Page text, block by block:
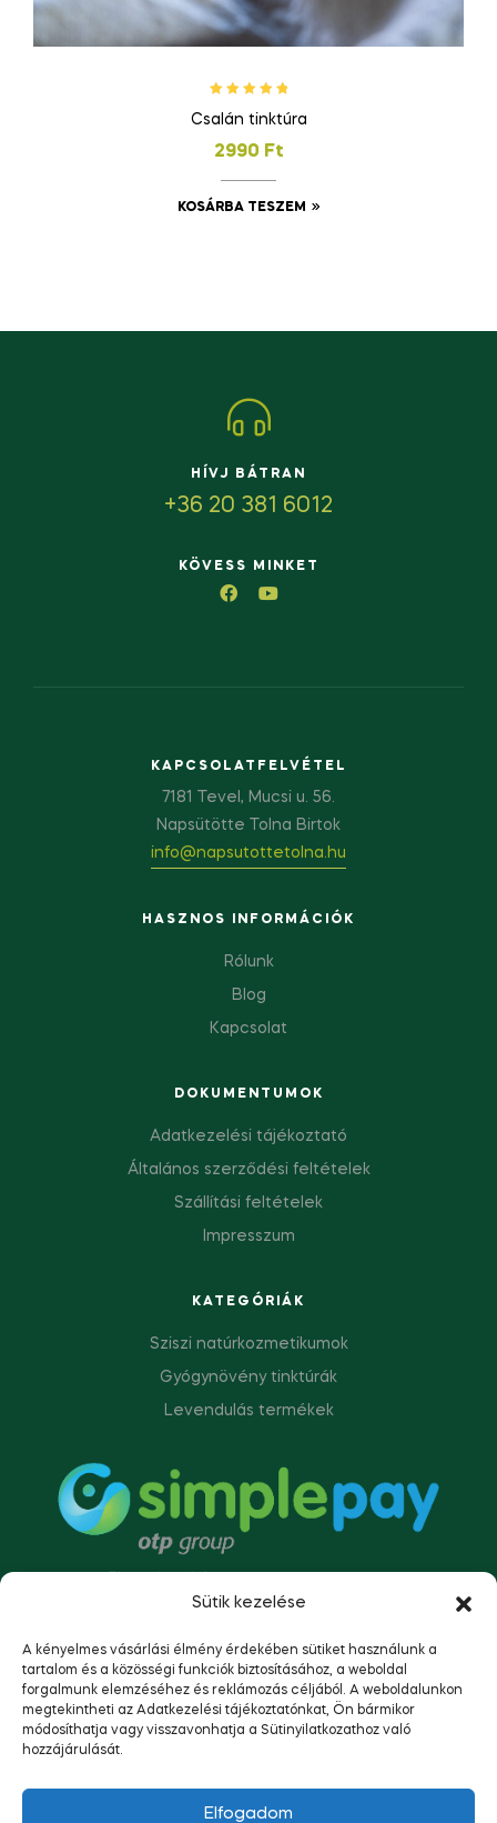
Sütik kezelése
A kényelmes vásárlási élmény érdekében sütiket használunk a
tartalom és a közösségi funkciók biztosításához, a weboldal
forgalmunk elemzéséhez és reklámozás céljából. A weboldalunkon
megtekintheti az Adatkezelési tájékoztatónkat, Ön bármikor
módosíthatja vagy visszavonhatja a Sütinyilatkozathoz való
hozzájárulását.
Elfogadom
5.00/ 5
Csalán tinktúra
2990 Ft
KOSÁRBA TESZEM
HÍVJ BÁTRAN
+36 20 381 6012
KÖVESS MINKET
KAPCSOLATFELVÉTEL
7181 Tevel, Mucsi u. 56.
Napsütötte Tolna Birtok
info@napsutottetolna.hu
HASZNOS INFORMÁCIÓK
Rólunk
Blog
Kapcsolat
DOKUMENTUMOK
Adatkezelési tájékoztató
Általános szerződési feltételek
Szállítási feltételek
Impresszum
KATEGÓRIÁK
Sziszi natúrkozmetikumok
Gyógynövény tinktúrák
Levendulás termékek
Napsütötte Tolna.